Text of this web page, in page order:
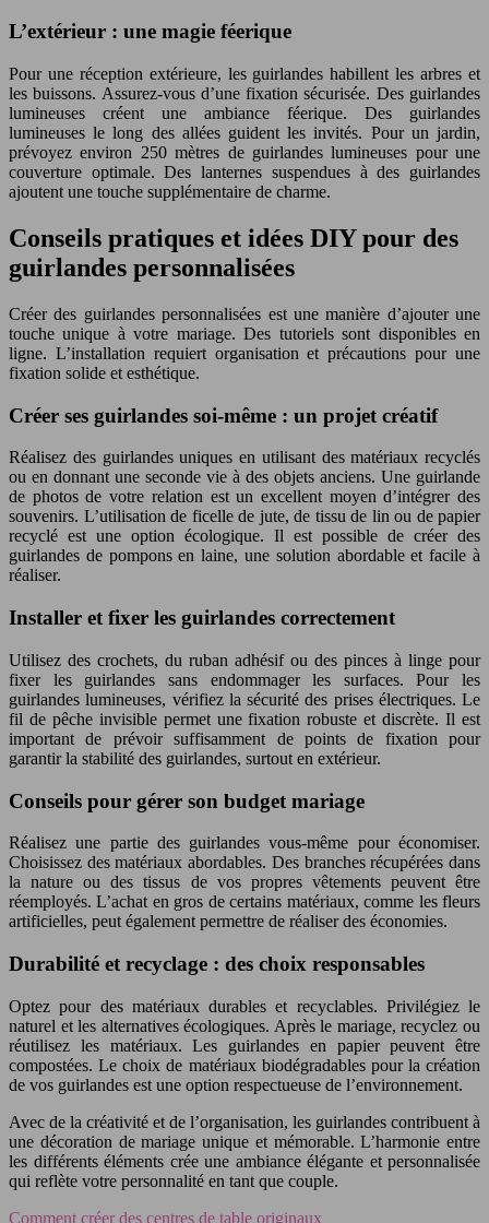
L’extérieur : une magie féerique
Pour une réception extérieure, les guirlandes habillent les arbres et
les buissons. Assurez-vous d’une fixation sécurisée. Des guirlandes
lumineuses créent une ambiance féerique. Des guirlandes
lumineuses le long des allées guident les invités. Pour un jardin,
prévoyez environ 250 mètres de guirlandes lumineuses pour une
couverture optimale. Des lanternes suspendues à des guirlandes
ajoutent une touche supplémentaire de charme.
Conseils pratiques et idées DIY pour des
guirlandes personnalisées
Créer des guirlandes personnalisées est une manière d’ajouter une
touche unique à votre mariage. Des tutoriels sont disponibles en
ligne. L’installation requiert organisation et précautions pour une
fixation solide et esthétique.
Créer ses guirlandes soi-même : un projet créatif
Réalisez des guirlandes uniques en utilisant des matériaux recyclés
ou en donnant une seconde vie à des objets anciens. Une guirlande
de photos de votre relation est un excellent moyen d’intégrer des
souvenirs. L’utilisation de ficelle de jute, de tissu de lin ou de papier
recyclé est une option écologique. Il est possible de créer des
guirlandes de pompons en laine, une solution abordable et facile à
réaliser.
Installer et fixer les guirlandes correctement
Utilisez des crochets, du ruban adhésif ou des pinces à linge pour
fixer les guirlandes sans endommager les surfaces. Pour les
guirlandes lumineuses, vérifiez la sécurité des prises électriques. Le
fil de pêche invisible permet une fixation robuste et discrète. Il est
important de prévoir suffisamment de points de fixation pour
garantir la stabilité des guirlandes, surtout en extérieur.
Conseils pour gérer son budget mariage
Réalisez une partie des guirlandes vous-même pour économiser.
Choisissez des matériaux abordables. Des branches récupérées dans
la nature ou des tissus de vos propres vêtements peuvent être
réemployés. L’achat en gros de certains matériaux, comme les fleurs
artificielles, peut également permettre de réaliser des économies.
Durabilité et recyclage : des choix responsables
Optez pour des matériaux durables et recyclables. Privilégiez le
naturel et les alternatives écologiques. Après le mariage, recyclez ou
réutilisez les matériaux. Les guirlandes en papier peuvent être
compostées. Le choix de matériaux biodégradables pour la création
de vos guirlandes est une option respectueuse de l’environnement.
Avec de la créativité et de l’organisation, les guirlandes contribuent à
une décoration de mariage unique et mémorable. L’harmonie entre
les différents éléments crée une ambiance élégante et personnalisée
qui reflète votre personnalité en tant que couple.
Comment créer des centres de table originaux